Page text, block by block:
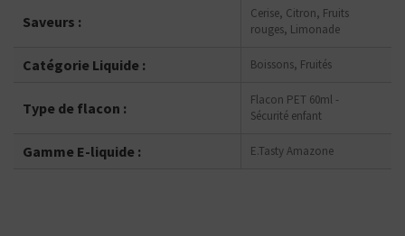
Saveurs :
Cerise, Citron, Fruits
rouges, Limonade
Catégorie Liquide : Boissons, Fruités
Type de flacon :
Flacon PET 60ml -
Sécurité enfant
Gamme E-liquide : E.Tasty Amazone